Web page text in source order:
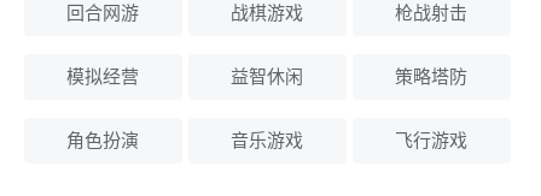
回合网游 战棋游戏 枪战射击
模拟经营 益智休闲 策略塔防
角色扮演 音乐游戏 飞行游戏